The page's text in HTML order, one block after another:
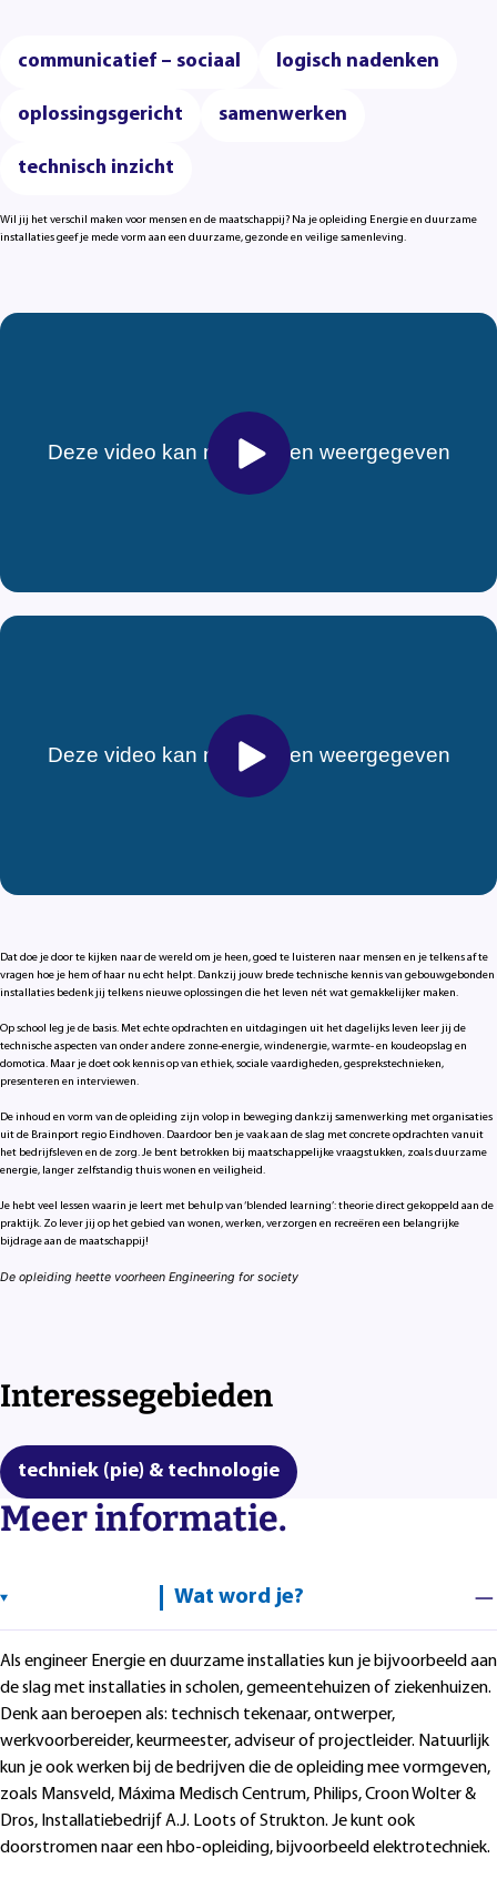
communicatief – sociaal logisch nadenken
oplossingsgericht samenwerken
technisch inzicht
Wil jij het verschil maken voor mensen en de maatschappij? Na je opleiding Energie en duurzame
installaties geef je mede vorm aan een duurzame, gezonde en veilige samenleving.
Dat doe je door te kijken naar de wereld om je heen, goed te luisteren naar mensen en je telkens af te
vragen hoe je hem of haar nu echt helpt. Dankzij jouw brede technische kennis van gebouwgebonden
installaties bedenk jij telkens nieuwe oplossingen die het leven nét wat gemakkelijker maken.
Op school leg je de basis. Met echte opdrachten en uitdagingen uit het dagelijks leven leer jij de
technische aspecten van onder andere zonne-energie, windenergie, warmte- en koudeopslag en
domotica. Maar je doet ook kennis op van ethiek, sociale vaardigheden, gesprekstechnieken,
presenteren en interviewen.
De inhoud en vorm van de opleiding zijn volop in beweging dankzij samenwerking met organisaties
uit de Brainport regio Eindhoven. Daardoor ben je vaak aan de slag met concrete opdrachten vanuit
het bedrijfsleven en de zorg. Je bent betrokken bij maatschappelijke vraagstukken, zoals duurzame
energie, langer zelfstandig thuis wonen en veiligheid.
Je hebt veel lessen waarin je leert met behulp van ‘blended learning’: theorie direct gekoppeld aan de
praktijk. Zo lever jij op het gebied van wonen, werken, verzorgen en recreëren een belangrijke
bijdrage aan de maatschappij!
De opleiding heette voorheen Engineering for society
Interessegebieden
techniek (pie) & technologie
Meer informatie.
Wat word je?
Als engineer Energie en duurzame installaties kun je bijvoorbeeld aan
de slag met installaties in scholen, gemeentehuizen of ziekenhuizen.
Denk aan beroepen als: technisch tekenaar, ontwerper,
werkvoorbereider, keurmeester, adviseur of projectleider. Natuurlijk
kun je ook werken bij de bedrijven die de opleiding mee vormgeven,
zoals Mansveld, Máxima Medisch Centrum, Philips, Croon Wolter &
Dros, Installatiebedrijf A.J. Loots of Strukton. Je kunt ook
doorstromen naar een hbo-opleiding, bijvoorbeeld elektrotechniek.